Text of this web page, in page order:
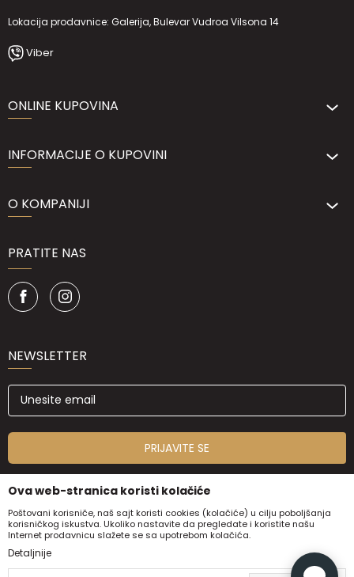
Lokacija prodavnice: Galerija, Bulevar Vudroa Vilsona 14
Viber
ONLINE KUPOVINA
INFORMACIJE O KUPOVINI
O KOMPANIJI
PRATITE NAS
NEWSLETTER
PRIJAVITE SE
Ova web-stranica koristi kolačiće
Poštovani korisniče, naš sajt koristi cookies (kolačiće) u cilju poboljšanja
korisničkog iskustva. Ukoliko nastavite da pregledate i koristite našu
Internet prodavnicu slažete se sa upotrebom kolačića.
Detaljnije